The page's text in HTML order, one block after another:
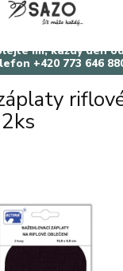
mi, každý den
+420 773 646